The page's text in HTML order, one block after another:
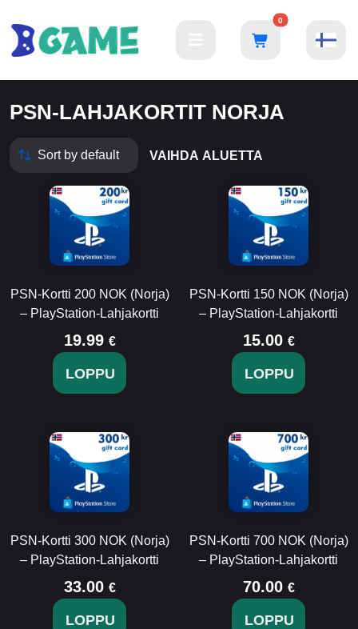
0
PSN-LAHJAKORTIT NORJA
VAIHDA ALUETTA
PSN-Kortti 200 NOK (Norja)
– PlayStation-Lahjakortti
19.99 €
LOPPU
PSN-Kortti 150 NOK (Norja)
– PlayStation-Lahjakortti
15.00 €
LOPPU
PSN-Kortti 300 NOK (Norja)
– PlayStation-Lahjakortti
33.00 €
LOPPU
PSN-Kortti 700 NOK (Norja)
– PlayStation-Lahjakortti
70.00 €
LOPPU